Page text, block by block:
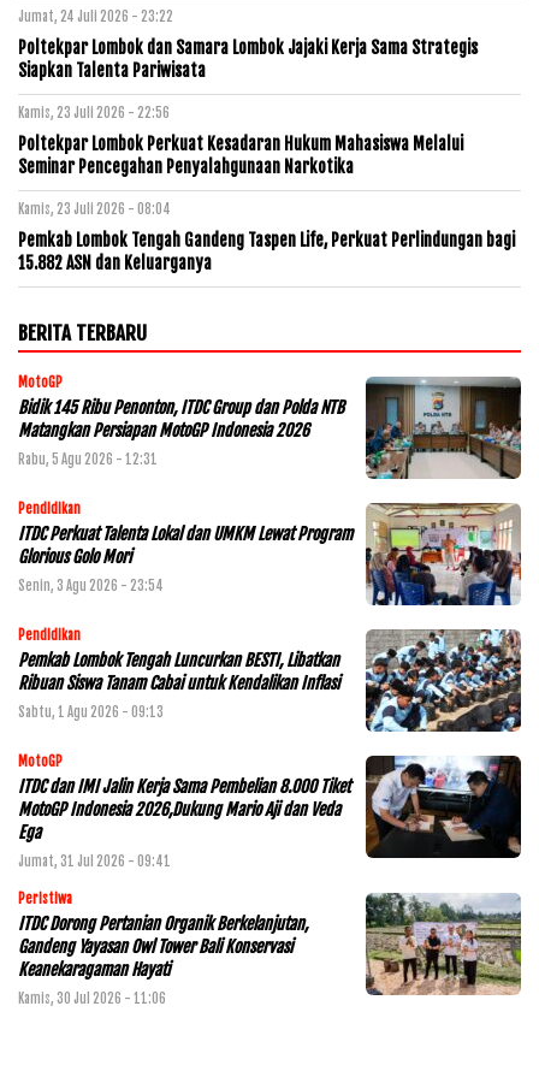
Jumat, 24 Juli 2026 - 23:22
Poltekpar Lombok dan Samara Lombok Jajaki Kerja Sama Strategis
Siapkan Talenta Pariwisata
Kamis, 23 Juli 2026 - 22:56
Poltekpar Lombok Perkuat Kesadaran Hukum Mahasiswa Melalui
Seminar Pencegahan Penyalahgunaan Narkotika
Kamis, 23 Juli 2026 - 08:04
Pemkab Lombok Tengah Gandeng Taspen Life, Perkuat Perlindungan bagi
15.882 ASN dan Keluarganya
BERITA TERBARU
MotoGP
Bidik 145 Ribu Penonton, ITDC Group dan Polda NTB
Matangkan Persiapan MotoGP Indonesia 2026
Rabu, 5 Agu 2026 - 12:31
Pendidikan
ITDC Perkuat Talenta Lokal dan UMKM Lewat Program
Glorious Golo Mori
Senin, 3 Agu 2026 - 23:54
Pendidikan
Pemkab Lombok Tengah Luncurkan BESTI, Libatkan
Ribuan Siswa Tanam Cabai untuk Kendalikan Inflasi
Sabtu, 1 Agu 2026 - 09:13
MotoGP
ITDC dan IMI Jalin Kerja Sama Pembelian 8.000 Tiket
MotoGP Indonesia 2026,Dukung Mario Aji dan Veda
Ega
Jumat, 31 Jul 2026 - 09:41
Peristiwa
ITDC Dorong Pertanian Organik Berkelanjutan,
Gandeng Yayasan Owl Tower Bali Konservasi
Keanekaragaman Hayati
Kamis, 30 Jul 2026 - 11:06